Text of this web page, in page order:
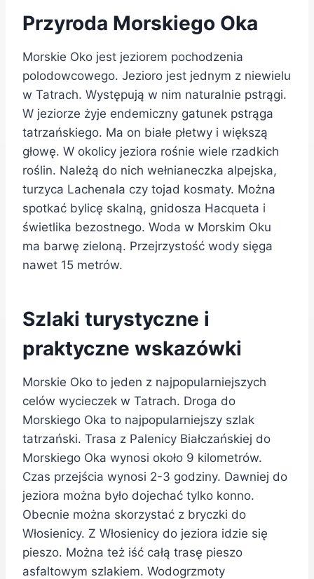
Przyroda Morskiego Oka
Morskie Oko jest jeziorem pochodzenia
polodowcowego. Jezioro jest jednym z niewielu
w Tatrach. Występują w nim naturalnie pstrągi.
W jeziorze żyje endemiczny gatunek pstrąga
tatrzańskiego. Ma on białe płetwy i większą
głowę. W okolicy jeziora rośnie wiele rzadkich
roślin. Należą do nich wełnianeczka alpejska,
turzyca Lachenala czy tojad kosmaty. Można
spotkać bylicę skalną, gnidosza Hacqueta i
świetlika bezostnego. Woda w Morskim Oku
ma barwę zieloną. Przejrzystość wody sięga
nawet 15 metrów.
Szlaki turystyczne i
praktyczne wskazówki
Morskie Oko to jeden z najpopularniejszych
celów wycieczek w Tatrach. Droga do
Morskiego Oka to najpopularniejszy szlak
tatrzański. Trasa z Palenicy Białczańskiej do
Morskiego Oka wynosi około 9 kilometrów.
Czas przejścia wynosi 2-3 godziny. Dawniej do
jeziora można było dojechać tylko konno.
Obecnie można skorzystać z bryczki do
Włosienicy. Z Włosienicy do jeziora idzie się
pieszo. Można też iść całą trasę pieszo
asfaltowym szlakiem. Wodogrzmoty